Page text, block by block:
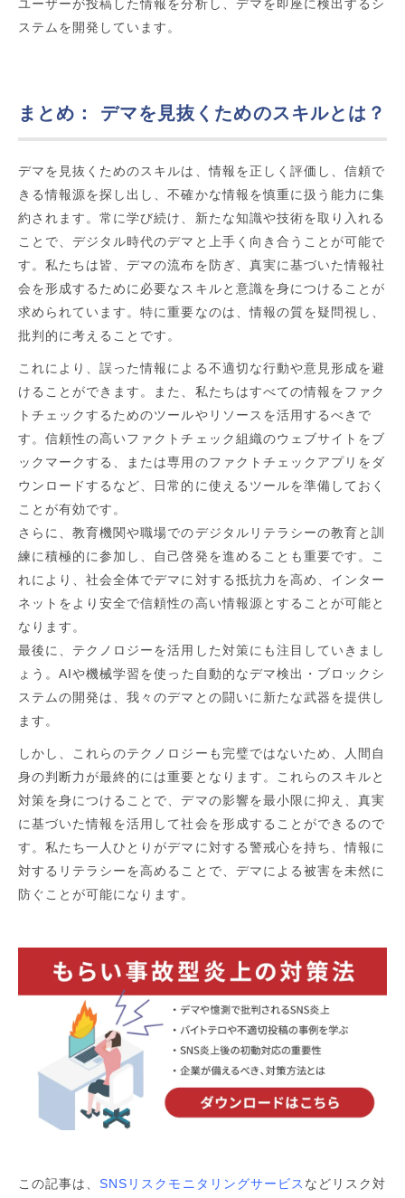
ユーザーが投稿した情報を分析し、デマを即座に検出するシ
ステムを開発しています。
まとめ： デマを見抜くためのスキルとは？
デマを見抜くためのスキルは、情報を正しく評価し、信頼で
きる情報源を探し出し、不確かな情報を慎重に扱う能力に集
約されます。常に学び続け、新たな知識や技術を取り入れる
ことで、デジタル時代のデマと上手く向き合うことが可能で
す。私たちは皆、デマの流布を防ぎ、真実に基づいた情報社
会を形成するために必要なスキルと意識を身につけることが
求められています。特に重要なのは、情報の質を疑問視し、
批判的に考えることです。
これにより、誤った情報による不適切な行動や意見形成を避
けることができます。また、私たちはすべての情報をファク
トチェックするためのツールやリソースを活用するべきで
す。信頼性の高いファクトチェック組織のウェブサイトをブ
ックマークする、または専用のファクトチェックアプリをダ
ウンロードするなど、日常的に使えるツールを準備しておく
ことが有効です。
さらに、教育機関や職場でのデジタルリテラシーの教育と訓
練に積極的に参加し、自己啓発を進めることも重要です。こ
れにより、社会全体でデマに対する抵抗力を高め、インター
ネットをより安全で信頼性の高い情報源とすることが可能と
なります。
最後に、テクノロジーを活用した対策にも注目していきまし
ょう。AIや機械学習を使った自動的なデマ検出・ブロックシ
ステムの開発は、我々のデマとの闘いに新たな武器を提供し
ます。
しかし、これらのテクノロジーも完璧ではないため、人間自
身の判断力が最終的には重要となります。これらのスキルと
対策を身につけることで、デマの影響を最小限に抑え、真実
に基づいた情報を活用して社会を形成することができるので
す。私たち一人ひとりがデマに対する警戒心を持ち、情報に
対するリテラシーを高めることで、デマによる被害を未然に
防ぐことが可能になります。
この記事は、SNSリスクモニタリングサービス などリスク対